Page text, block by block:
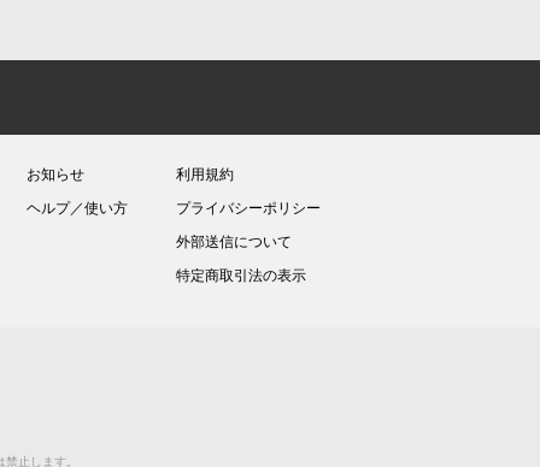
お知らせ
ヘルプ／使い方
利用規約
プライバシーポリシー
外部送信について
特定商取引法の表示
止します。